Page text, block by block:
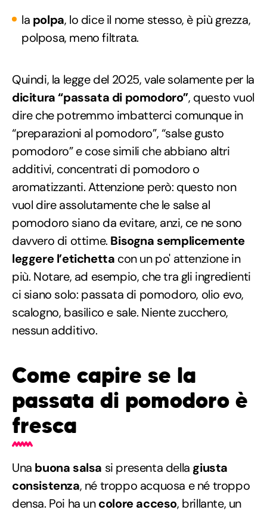
la polpa, lo dice il nome stesso, è più grezza,
polposa, meno filtrata.
Quindi, la legge del 2025, vale solamente per la
dicitura “passata di pomodoro”, questo vuol
dire che potremmo imbatterci comunque in
“preparazioni al pomodoro”, “salse gusto
pomodoro” e cose simili che abbiano altri
additivi, concentrati di pomodoro o
aromatizzanti. Attenzione però: questo non
vuol dire assolutamente che le salse al
pomodoro siano da evitare, anzi, ce ne sono
davvero di ottime. Bisogna semplicemente
leggere l’etichetta con un po' attenzione in
più. Notare, ad esempio, che tra gli ingredienti
ci siano solo: passata di pomodoro, olio evo,
scalogno, basilico e sale. Niente zucchero,
nessun additivo.
Come capire se la
passata di pomodoro è
fresca
Una buona salsa si presenta della giusta
consistenza, né troppo acquosa e né troppo
densa. Poi ha uncolore acceso, brillante, un